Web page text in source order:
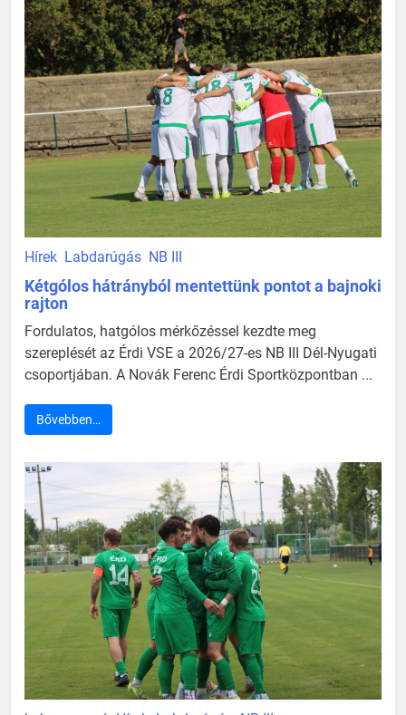
Hírek Labdarúgás NB III
Kétgólos hátrányból mentettünk pontot a bajnoki
rajton
Fordulatos, hatgólos mérkőzéssel kezdte meg
szereplését az Érdi VSE a 2026/27-es NB III Dél-Nyugati
csoportjában. A Novák Ferenc Érdi Sportközpontban ...
Bővebben…